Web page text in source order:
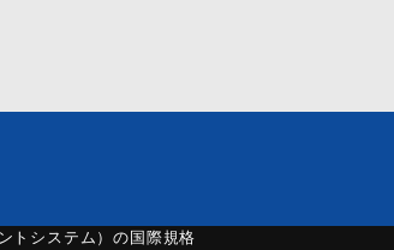
トシステム）の国際規格